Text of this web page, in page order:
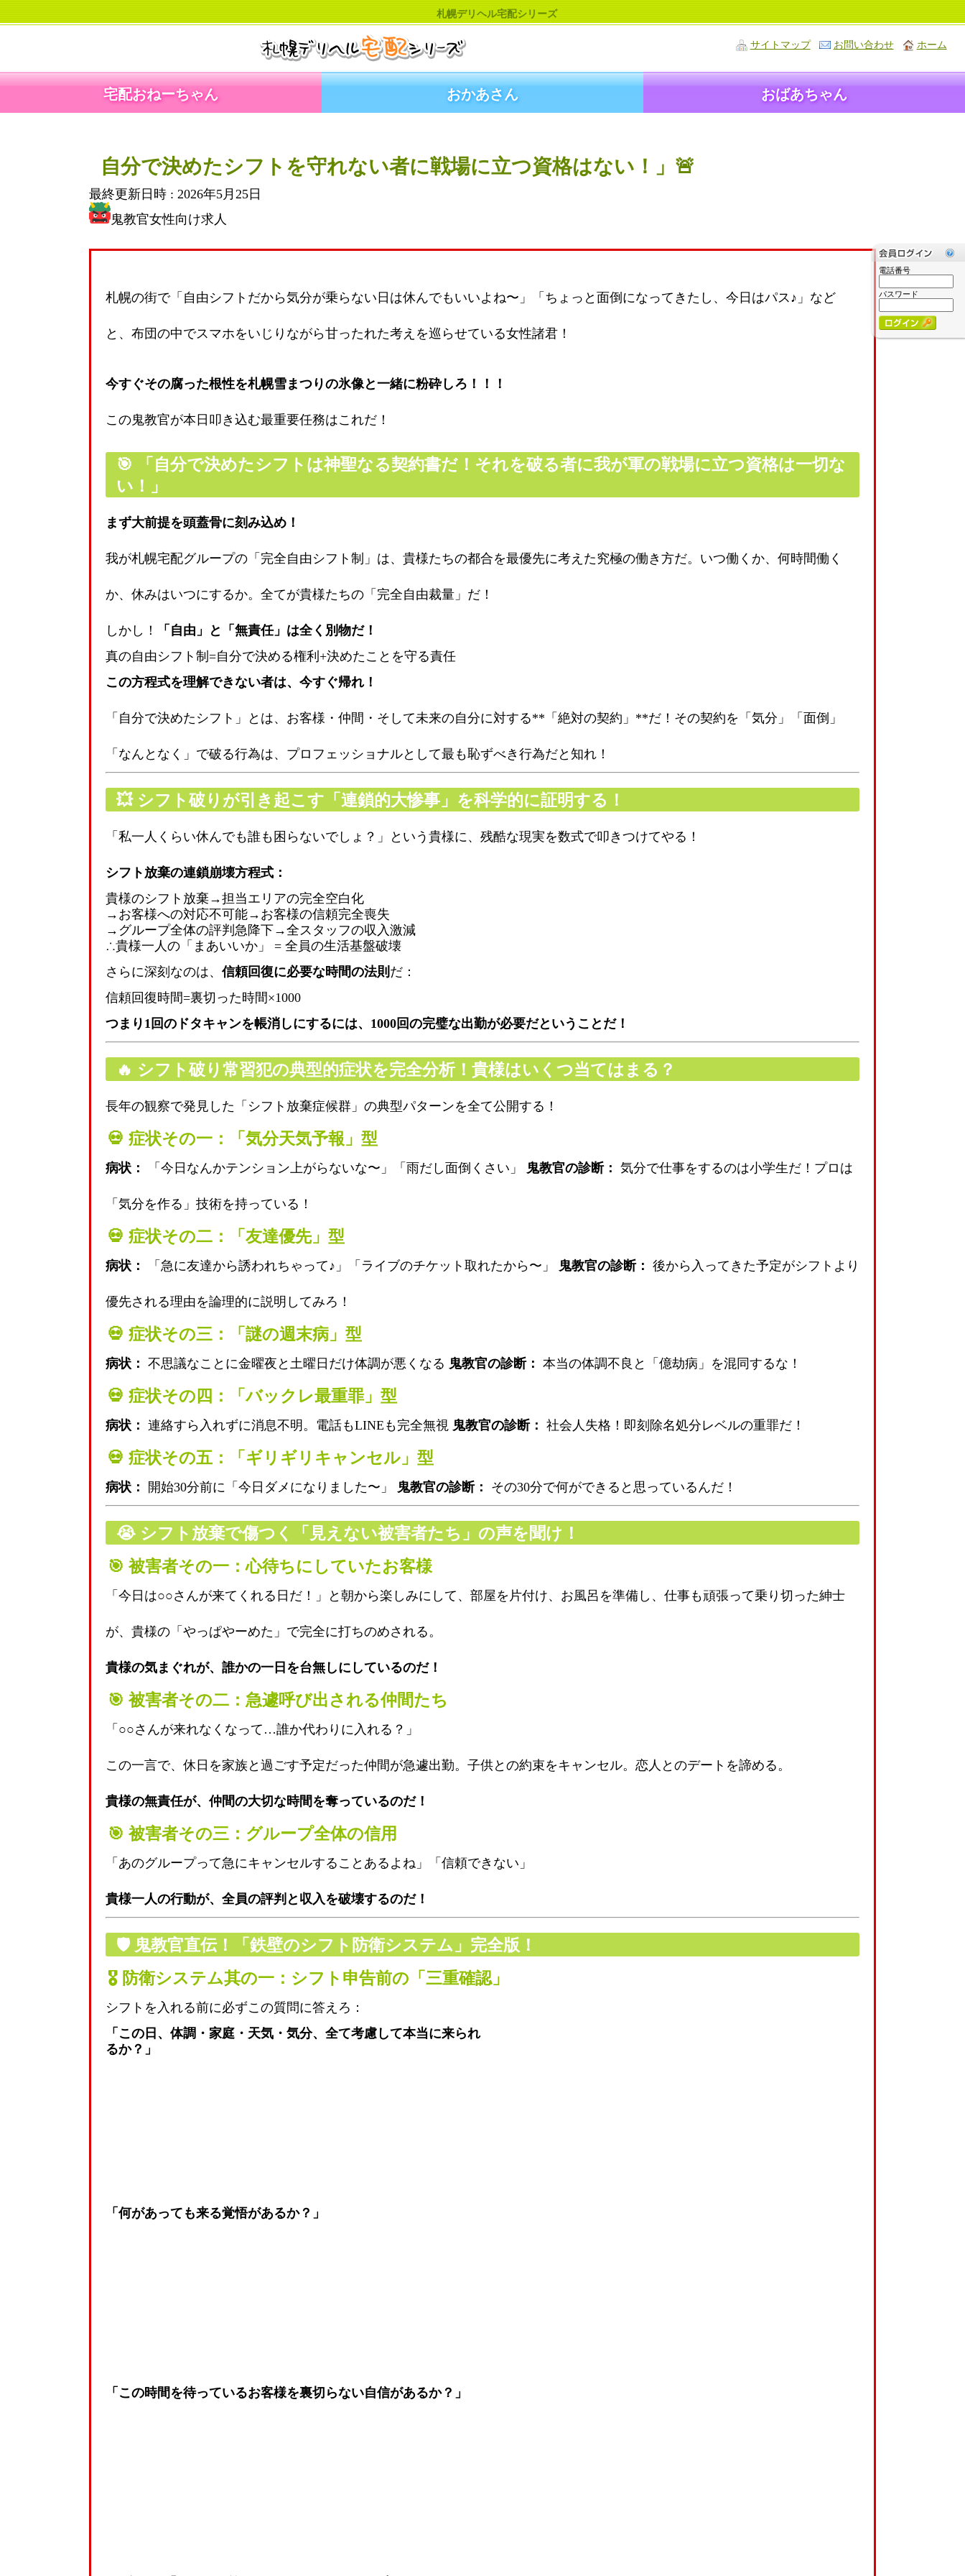
札幌デリヘル宅配シリーズ
サイトマップ お問い合わせ ホーム
宅配おねーちゃん おかあさん おばあちゃん
自分で決めたシフトを守れない者に戦場に立つ資格はない！」🚨
最終更新日時 : 2026年5月25日
鬼教官女性向け求人
札幌の街で「自由シフトだから気分が乗らない日は休んでもいいよね〜」「ちょっと面倒になってきたし、今日はパス♪」など
と、布団の中でスマホをいじりながら甘ったれた考えを巡らせている女性諸君！
今すぐその腐った根性を札幌雪まつりの氷像と一緒に粉砕しろ！！！
この鬼教官が本日叩き込む最重要任務はこれだ！
🎯
「自分で決めたシフトは神聖なる契約書だ！それを破る者に我が軍の戦場に立つ資格は一切な
い！」
まず大前提を頭蓋骨に刻み込め！
我が札幌宅配グループの「完全自由シフト制」は、貴様たちの都合を最優先に考えた究極の働き方だ。いつ働くか、何時間働く
か、休みはいつにするか。全てが貴様たちの「完全自由裁量」だ！
しかし！
「自由」と「無責任」は全く別物だ！
真の自由シフト制 =自分で決める権利 +決めたことを守る責任
この方程式を理解できない者は、今すぐ帰れ！
「自分で決めたシフト」とは、お客様・仲間・そして未来の自分に対する**「絶対の契約」**だ！その契約を「気分」「面倒」
「なんとなく」で破る行為は、プロフェッショナルとして最も恥ずべき行為だと知れ！
💥 シフト破りが引き起こす「連鎖的大惨事」を科学的に証明する！
「私一人くらい休んでも誰も困らないでしょ？」という貴様に、残酷な現実を数式で叩きつけてやる！
シフト放棄の連鎖崩壊方程式：
貴様のシフト放棄→担当エリアの完全空白化
→ お客様への対応不可能→ お客様の信頼完全喪失
→ グループ全体の評判急降下→全スタッフの収入激減
∴貴様一人の「まあいいか」 = 全員の生活基盤破壊
さらに深刻なのは、 信頼回復に必要な時間の法則 だ：
信頼回復時間=裏切った時間×1000
つまり1回のドタキャンを帳消しにするには、1000回の完璧な出勤が必要だということだ！
🔥 シフト破り常習犯の典型的症状を完全分析！貴様はいくつ当てはまる？
長年の観察で発見した「シフト放棄症候群」の典型パターンを全て公開する！
💀 症状その一：「気分天気予報」型
病状： 「今日なんかテンション上がらないな〜」「雨だし面倒くさい」 鬼教官の診断： 気分で仕事をするのは小学生だ！プロは
「気分を作る」技術を持っている！
💀 症状その二：「友達優先」型
病状： 「急に友達から誘われちゃって♪」「ライブのチケット取れたから〜」 鬼教官の診断： 後から入ってきた予定がシフトより
優先される理由を論理的に説明してみろ！
💀 症状その三：「謎の週末病」型
病状： 不思議なことに金曜夜と土曜日だけ体調が悪くなる 鬼教官の診断： 本当の体調不良と「億劫病」を混同するな！
💀 症状その四：「バックレ最重罪」型
病状： 連絡すら入れずに消息不明。電話もLINEも完全無視 鬼教官の診断： 社会人失格！即刻除名処分レベルの重罪だ！
💀 症状その五：「ギリギリキャンセル」型
病状： 開始30分前に「今日ダメになりました〜」 鬼教官の診断： その30分で何ができると思っているんだ！
😭 シフト放棄で傷つく「見えない被害者たち」の声を聞け！
🎯 被害者その一：心待ちにしていたお客様
「今日は○○さんが来てくれる日だ！」と朝から楽しみにして、部屋を片付け、お風呂を準備し、仕事も頑張って乗り切った紳士
が、貴様の「やっぱやーめた」で完全に打ちのめされる。
貴様の気まぐれが、誰かの一日を台無しにしているのだ！
🎯 被害者その二：急遽呼び出される仲間たち
「○○さんが来れなくなって…誰か代わりに入れる？」
この一言で、休日を家族と過ごす予定だった仲間が急遽出勤。子供との約束をキャンセル。恋人とのデートを諦める。
貴様の無責任が、仲間の大切な時間を奪っているのだ！
🎯 被害者その三：グループ全体の信用
「あのグループって急にキャンセルすることあるよね」「信頼できない」
貴様一人の行動が、全員の評判と収入を破壊するのだ！
🛡️ 鬼教官直伝！「鉄壁のシフト防衛システム」完全版！
🎖️ 防衛システム其の一：シフト申告前の「三重確認」
シフトを入れる前に必ずこの質問に答えろ：
「この日、体調・家庭・天気・気分、全て考慮して本当に来られ
るか？」
「何があっても来る覚悟があるか？」
「この時間を待っているお客様を裏切らない自信があるか？」
電話番号
パスワード